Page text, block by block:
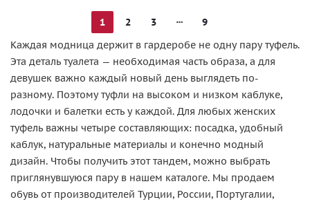
1 2 3
9
Каждая модница держит в гардеробе не одну пару туфель.
Эта деталь туалета — необходимая часть образа, а для
девушек важно каждый новый день выглядеть по-
разному. Поэтому туфли на высоком и низком каблуке,
лодочки и балетки есть у каждой. Для любых женских
туфель важны четыре составляющих: посадка, удобный
каблук, натуральные материалы и конечно модный
дизайн. Чтобы получить этот тандем, можно выбрать
приглянувшуюся пару в нашем каталоге. Мы продаем
обувь от производителей Турции, России, Португалии,